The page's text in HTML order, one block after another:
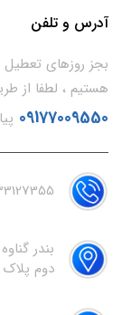
آدرس و تلفن
بجز روزهای
هستیم ، لطفا از
09177009550
بندر
دوم پلاک 66